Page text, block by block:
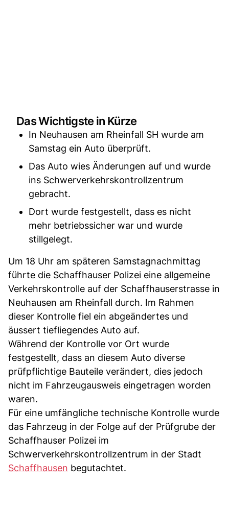
Das Wichtigste in Kürze
In Neuhausen am Rheinfall SH wurde am
Samstag ein Auto überprüft.
Das Auto wies Änderungen auf und wurde
ins Schwerverkehrskontrollzentrum
gebracht.
Dort wurde festgestellt, dass es nicht
mehr betriebssicher war und wurde
stillgelegt.
Um 18 Uhr am späteren Samstagnachmittag
führte die Schaffhauser Polizei eine allgemeine
Verkehrskontrolle auf der Schaffhauserstrasse in
Neuhausen am Rheinfall durch. Im Rahmen
dieser Kontrolle fiel ein abgeändertes und
äussert tiefliegendes Auto auf.
Während der Kontrolle vor Ort wurde
festgestellt, dass an diesem Auto diverse
prüfpflichtige Bauteile verändert, dies jedoch
nicht im Fahrzeugausweis eingetragen worden
waren.
Für eine umfängliche technische Kontrolle wurde
das Fahrzeug in der Folge auf der Prüfgrube der
Schaffhauser Polizei im
Schwerverkehrskontrollzentrum in der Stadt
Schaffhausen begutachtet.